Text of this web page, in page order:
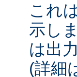
これ
示し
は出
(詳細